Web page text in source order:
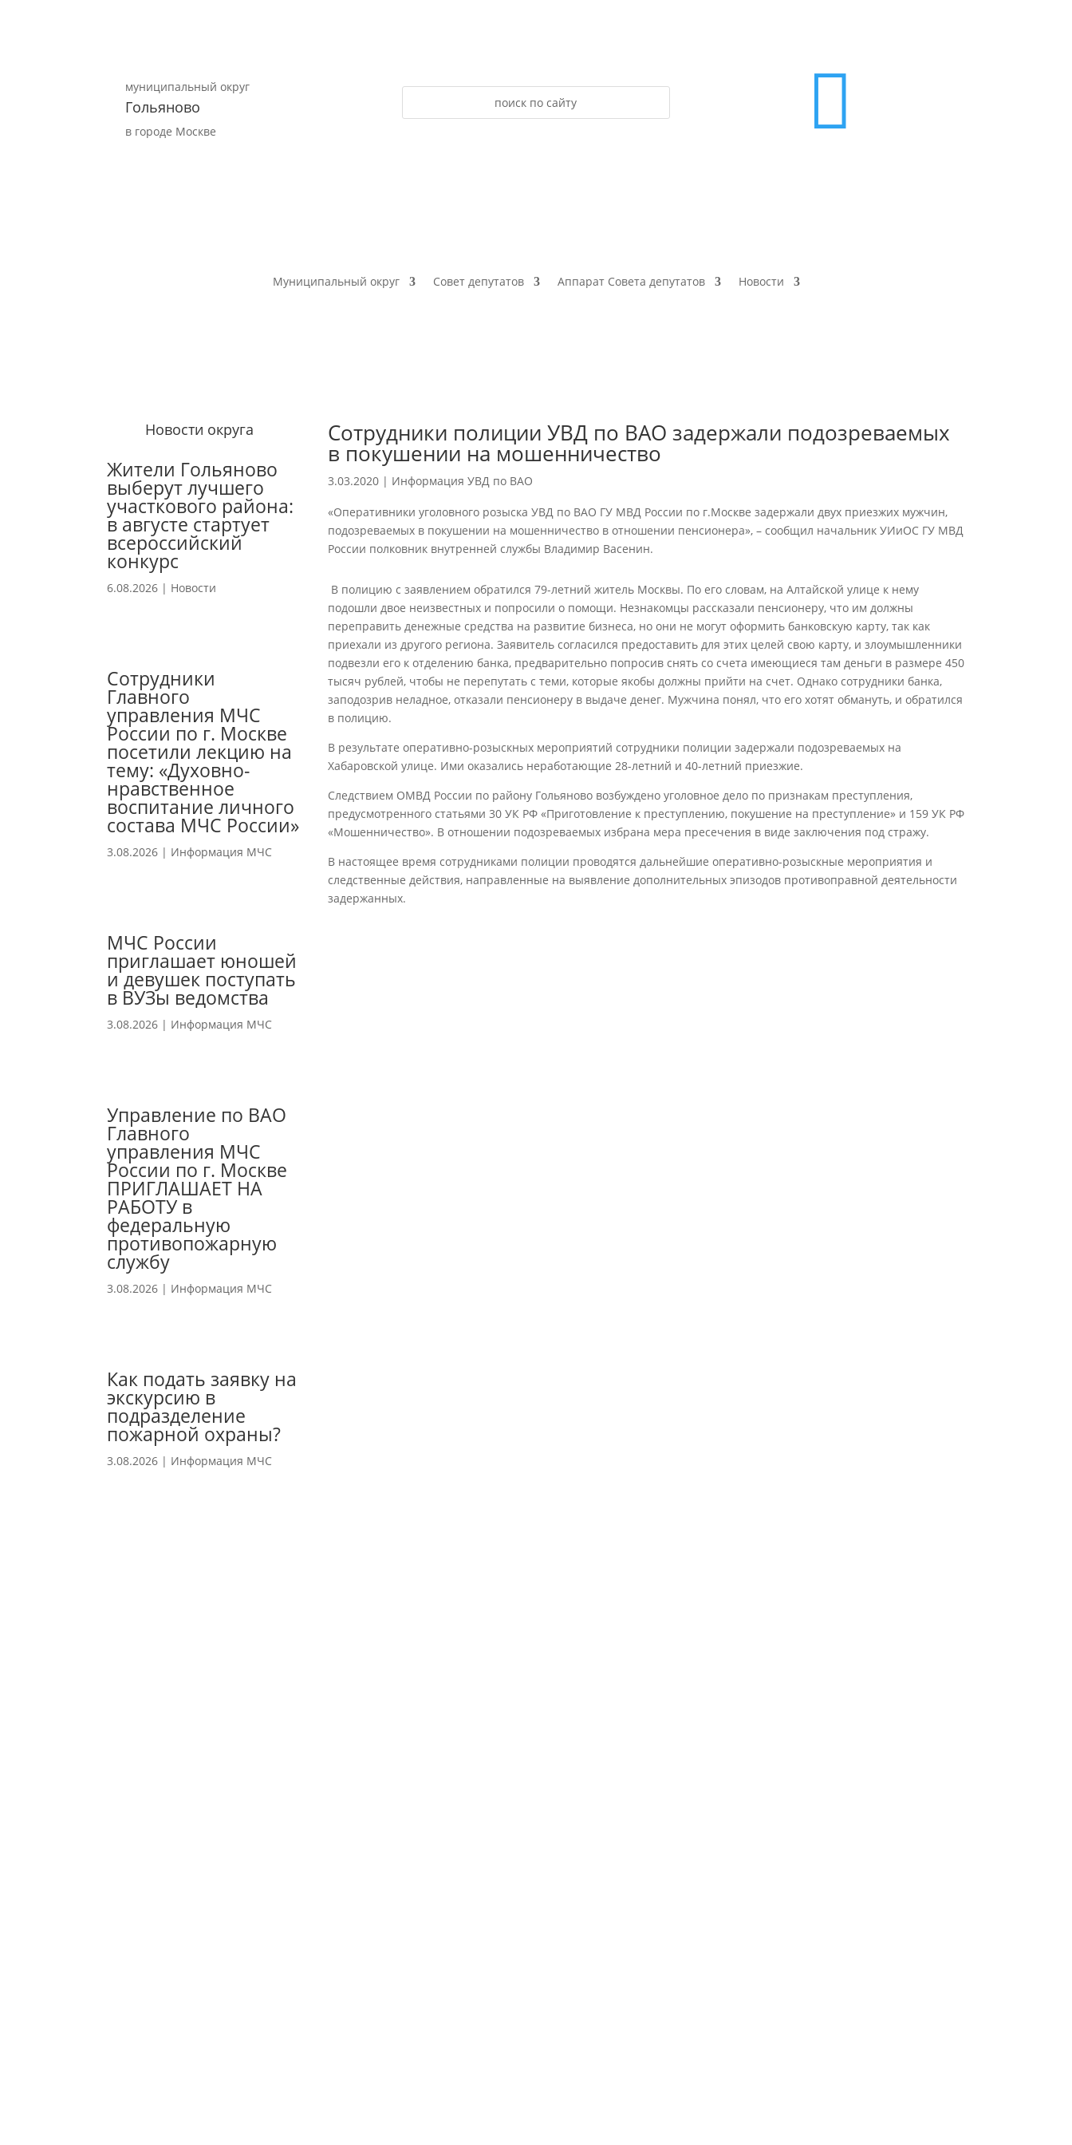
муниципальный округ
Гольяново
в городе Москве 
Муниципальный округ Совет депутатов Аппарат Совета депутатов Новости
Новости округа
Жители Гольяново
выберут лучшего
участкового района:
в августе стартует
всероссийский
конкурс
6.08.2026 | Новости
Сотрудники
Главного
управления МЧС
России по г. Москве
посетили лекцию на
тему: «Духовно-
нравственное
воспитание личного
состава МЧС России»
3.08.2026 | Информация МЧС
МЧС России
приглашает юношей
и девушек поступать
в ВУЗы ведомства
3.08.2026 | Информация МЧС
Управление по ВАО
Главного
управления МЧС
России по г. Москве
ПРИГЛАШАЕТ НА
РАБОТУ в
федеральную
противопожарную
службу
3.08.2026 | Информация МЧС
Как подать заявку на
экскурсию в
подразделение
пожарной охраны?
3.08.2026 | Информация МЧС
Сотрудники полиции УВД по ВАО задержали подозреваемых
в покушении на мошенничество
3.03.2020 | Информация УВД по ВАО
«Оперативники уголовного розыска УВД по ВАО ГУ МВД России по г.Москве задержали двух приезжих мужчин,
подозреваемых в покушении на мошенничество в отношении пенсионера», – сообщил начальник УИиОС ГУ МВД
России полковник внутренней службы Владимир Васенин.
В полицию с заявлением обратился 79-летний житель Москвы. По его словам, на Алтайской улице к нему
подошли двое неизвестных и попросили о помощи. Незнакомцы рассказали пенсионеру, что им должны
переправить денежные средства на развитие бизнеса, но они не могут оформить банковскую карту, так как
приехали из другого региона. Заявитель согласился предоставить для этих целей свою карту, и злоумышленники
подвезли его к отделению банка, предварительно попросив снять со счета имеющиеся там деньги в размере 450
тысяч рублей, чтобы не перепутать с теми, которые якобы должны прийти на счет. Однако сотрудники банка,
заподозрив неладное, отказали пенсионеру в выдаче денег. Мужчина понял, что его хотят обмануть, и обратился
в полицию.
В результате оперативно-розыскных мероприятий сотрудники полиции задержали подозреваемых на
Хабаровской улице. Ими оказались неработающие 28-летний и 40-летний приезжие.
Следствием ОМВД России по району Гольяново возбуждено уголовное дело по признакам преступления,
предусмотренного статьями 30 УК РФ «Приготовление к преступлению, покушение на преступление» и 159 УК РФ
«Мошенничество». В отношении подозреваемых избрана мера пресечения в виде заключения под стражу.
В настоящее время сотрудниками полиции проводятся дальнейшие оперативно-розыскные мероприятия и
следственные действия, направленные на выявление дополнительных эпизодов противоправной деятельности
задержанных.